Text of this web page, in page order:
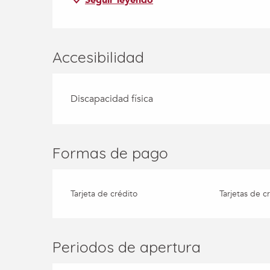
Accesibilidad
Discapacidad física
Formas de pago
Tarjeta de crédito Tarjetas de
Periodos de apertura